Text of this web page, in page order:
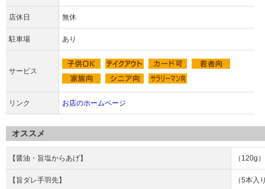
店休日 無休
駐車場 あり
サービス
リンク お店のホームページ
オススメ
【醤油・旨塩からあげ】 （120g
【旨ダレ手羽先】 （5本入